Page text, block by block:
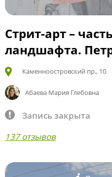
Стрит-арт –
ландшафта.
Каменноостровский пр., 10
Абаева Мария Глебовна
Запись закрыта
137 отзывов